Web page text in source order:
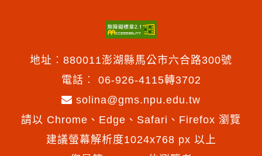
地址︰880011澎湖縣馬公市六合路300號
電話︰ 06-926-4115轉3702
solina@gms.npu.edu.tw
請以 Chrome、Edge、Safari、Firefox 瀏覽
建議螢幕解析度1024x768 px 以上